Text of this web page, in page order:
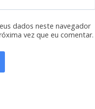
dados neste navegador
vez que eu comentar.